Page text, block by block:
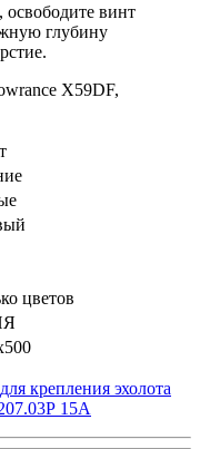
винт
глубину
X59DF,
цветов
крепления эхолота
15A